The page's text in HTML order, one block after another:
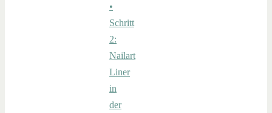
•
Schritt
2:
Nailart
Liner
in
der